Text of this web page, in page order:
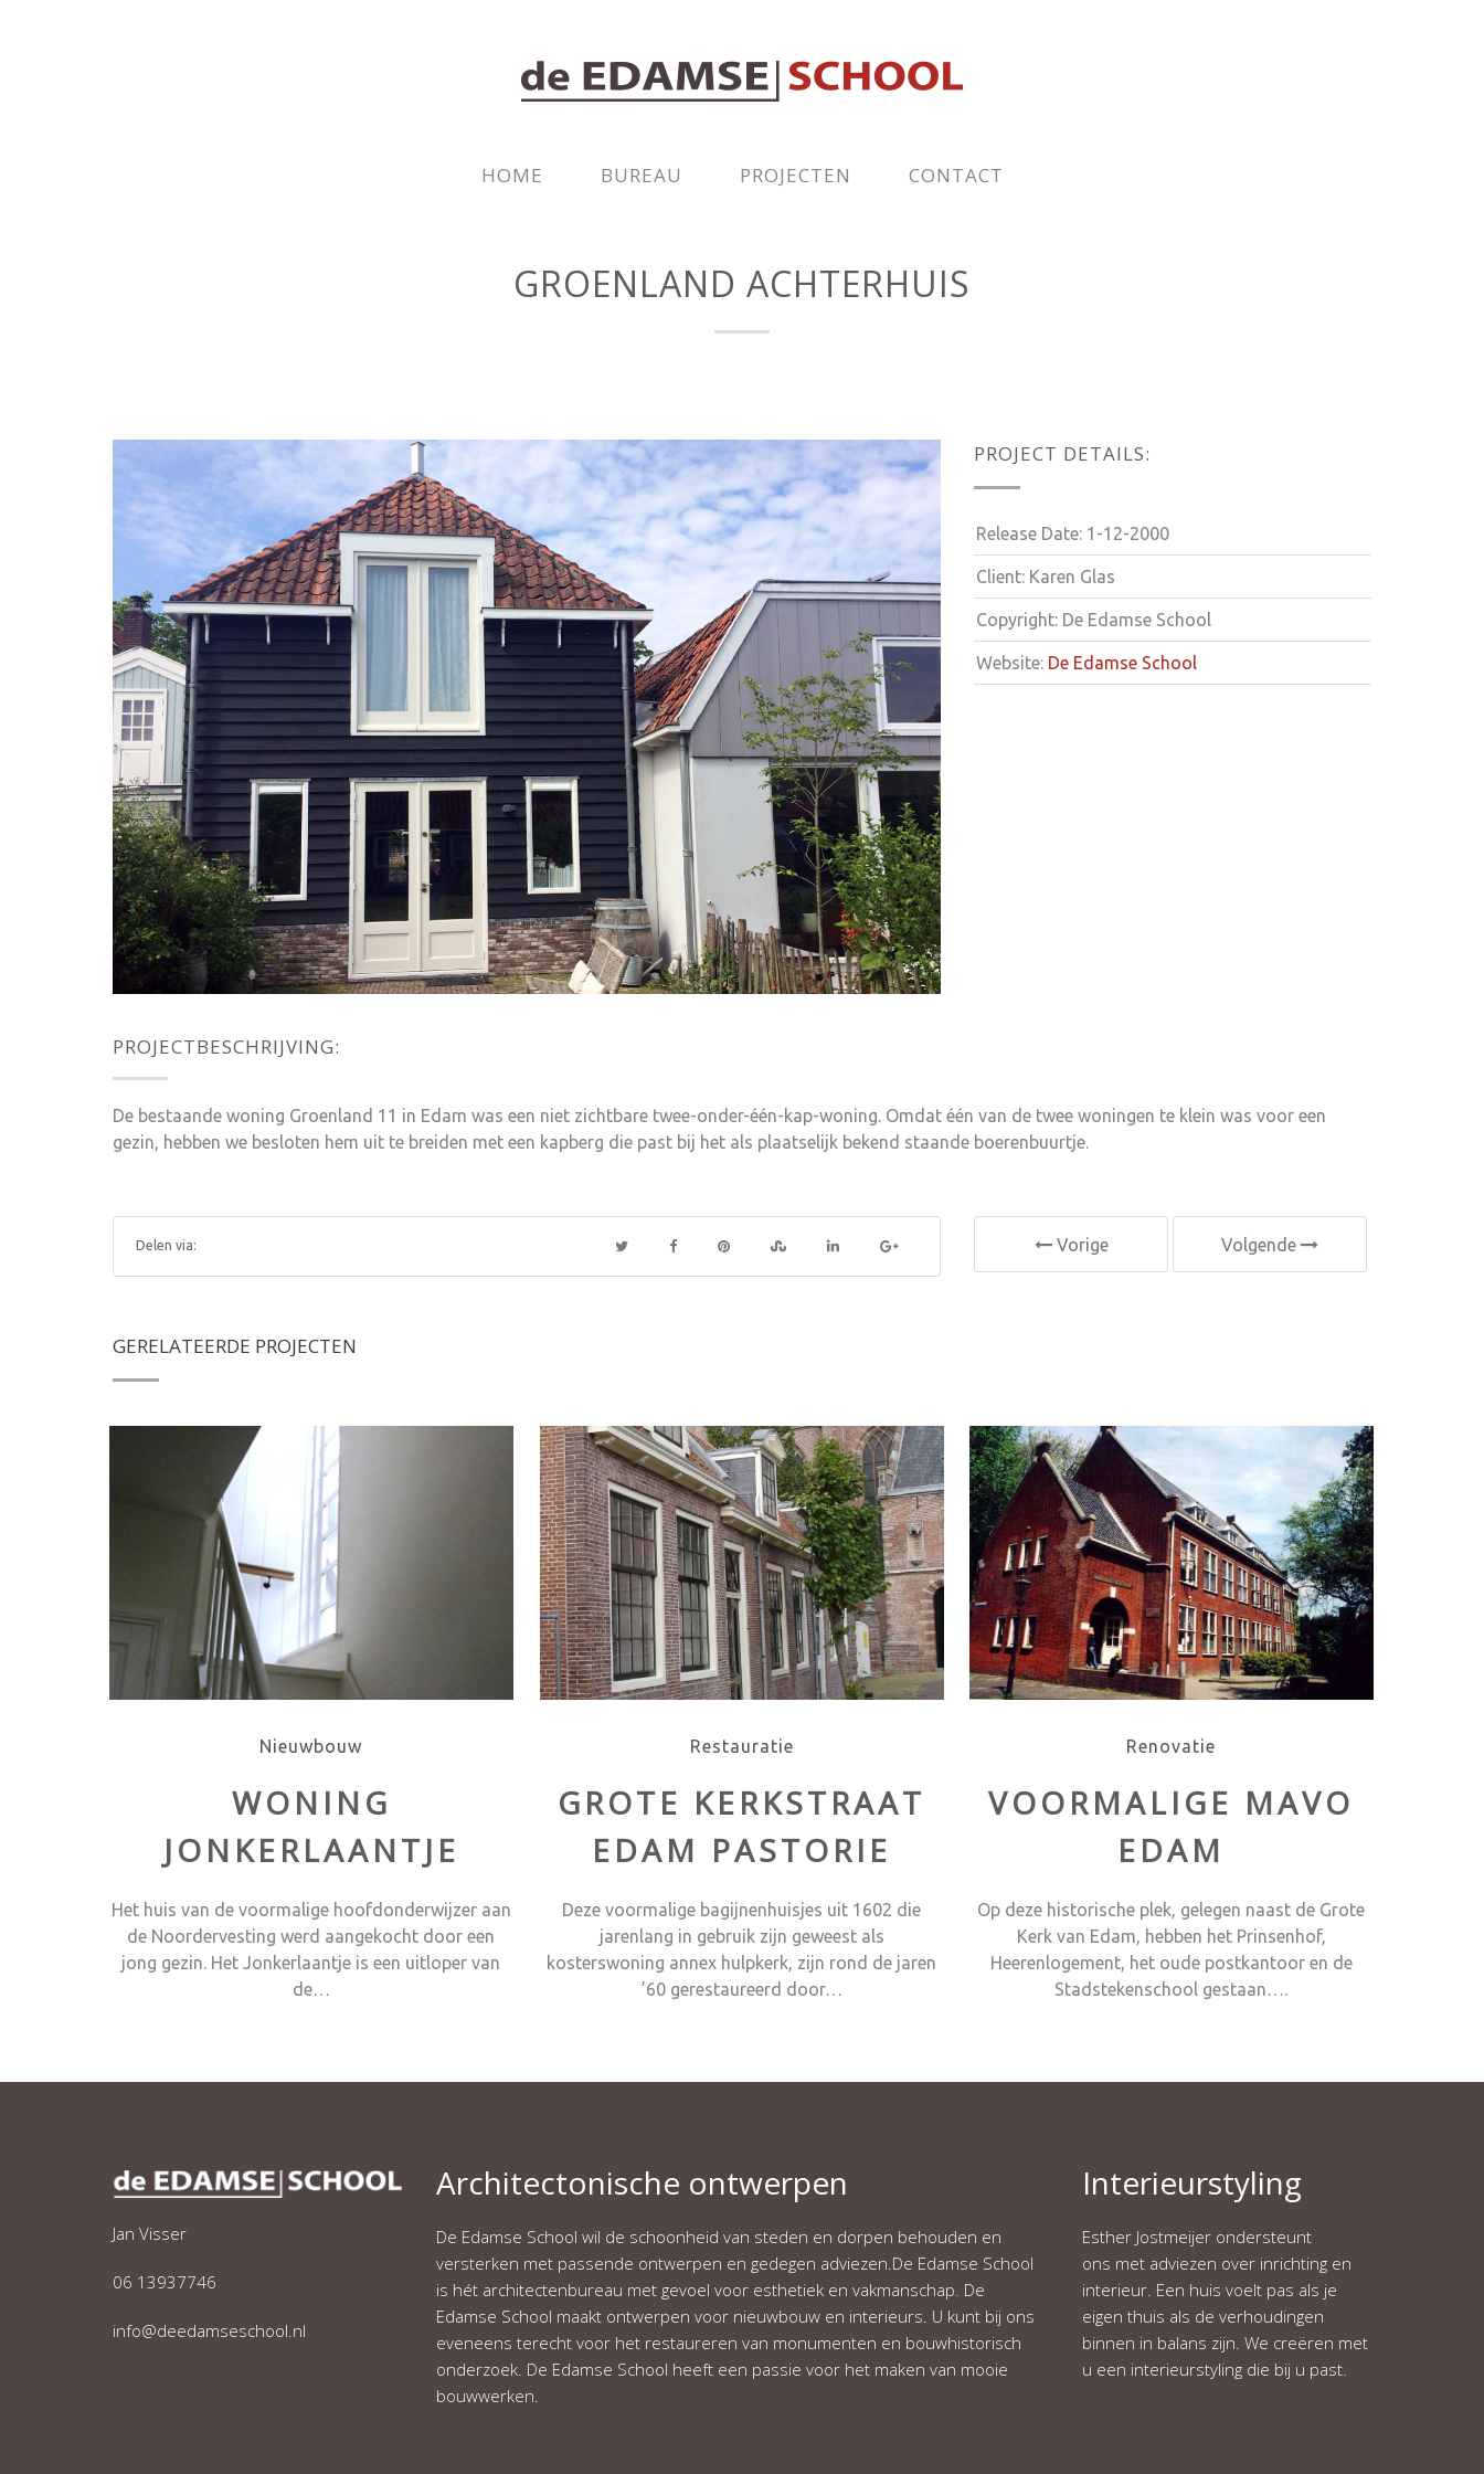
HOME BUREAU PROJECTEN CONTACT
GROENLAND ACHTERHUIS
PROJECT DETAILS:
Release Date: 1-12-2000
Client: Karen Glas
Copyright: De Edamse School
Website: De Edamse School
PROJECTBESCHRIJVING:
De bestaande woning Groenland 11 in Edam was een niet zichtbare twee-onder-één-kap-woning. Omdat één van de twee woningen te klein was voor een
gezin, hebben we besloten hem uit te breiden met een kapberg die past bij het als plaatselijk bekend staande boerenbuurtje.
Delen via: Vorige Volgende
GERELATEERDE PROJECTEN
Nieuwbouw
WONING
JONKERLAANTJE
Het huis van de voormalige hoofdonderwijzer aan
de Noordervesting werd aangekocht door een
jong gezin. Het Jonkerlaantje is een uitloper van
de…
Restauratie
GROTE KERKSTRAAT
EDAM PASTORIE
Deze voormalige bagijnenhuisjes uit 1602 die
jarenlang in gebruik zijn geweest als
kosterswoning annex hulpkerk, zijn rond de jaren
’60 gerestaureerd door…
Renovatie
VOORMALIGE MAVO
EDAM
Op deze historische plek, gelegen naast de Grote
Kerk van Edam, hebben het Prinsenhof,
Heerenlogement, het oude postkantoor en de
Stadstekenschool gestaan….
Jan Visser
06 13937746
info@deedamseschool.nl
Architectonische ontwerpen
De Edamse School wil de schoonheid van steden en dorpen behouden en
versterken met passende ontwerpen en gedegen adviezen.De Edamse School
is hét architectenbureau met gevoel voor esthetiek en vakmanschap. De
Edamse School maakt ontwerpen voor nieuwbouw en interieurs. U kunt bij ons
eveneens terecht voor het restaureren van monumenten en bouwhistorisch
onderzoek. De Edamse School heeft een passie voor het maken van mooie
bouwwerken.
Interieurstyling
Esther Jostmeijer ondersteunt
ons met adviezen over inrichting en
interieur. Een huis voelt pas als je
eigen thuis als de verhoudingen
binnen in balans zijn. We creëren met
u een interieurstyling die bij u past.